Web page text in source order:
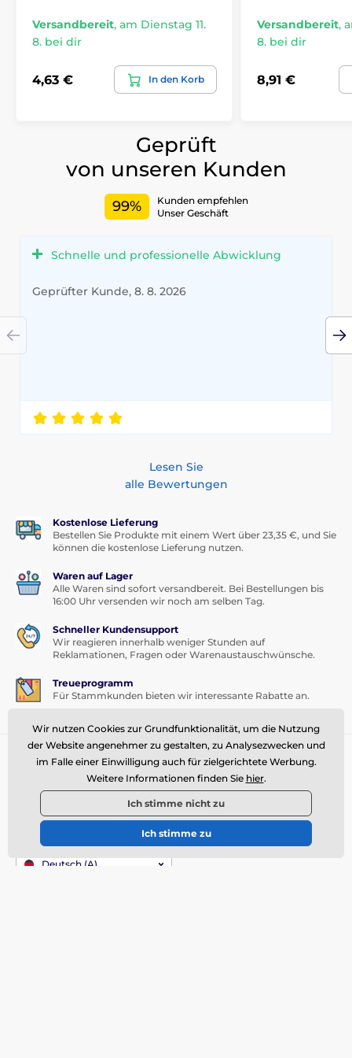
Versandbereit, am Dienstag 11.
8. bei dir
4,63 € In den Korb
Versandbereit,
8. bei dir
8,91 €
Geprüft
von unseren Kunden
99%
Kunden empfehlen
Unser Geschäft
Schnelle und professionelle Abwicklung
Geprüfter Kunde, 8. 8. 2026
Lesen Sie
alle Bewertungen
Kostenlose Lieferung
Bestellen Sie Produkte mit einem Wert über 23,35 €, und Sie
können die kostenlose Lieferung nutzen.
Waren auf Lager
Alle Waren sind sofort versandbereit. Bei Bestellungen bis
16:00 Uhr versenden wir noch am selben Tag.
Schneller Kundensupport
Wir reagieren innerhalb weniger Stunden auf
Reklamationen, Fragen oder Warenaustauschwünsche.
Treueprogramm
Für Stammkunden bieten wir interessante Rabatte an.
Sie brauchen Rat offline
Kundendienst ist verfügbar
info@momanio.at
Deutsch (A)
Wir nutzen Cookies zur Grundfunktionalität, um die Nutzung
der Website angenehmer zu gestalten, zu Analysezwecken und
im Falle einer Einwilligung auch für zielgerichtete Werbung.
Weitere Informationen finden Sie hier.
Ich stimme nicht zu
Ich stimme zu